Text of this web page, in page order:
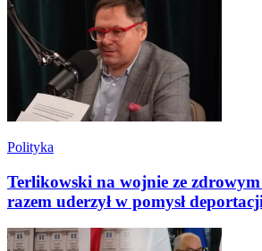
Polityka
Terlikowski na wojnie ze
razem uderzył w pomysł